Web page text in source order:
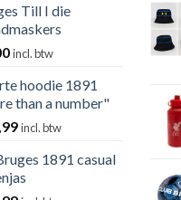
Till I die
incl. btw
hoodie 1891
than a number"
incl. btw
1891 casual